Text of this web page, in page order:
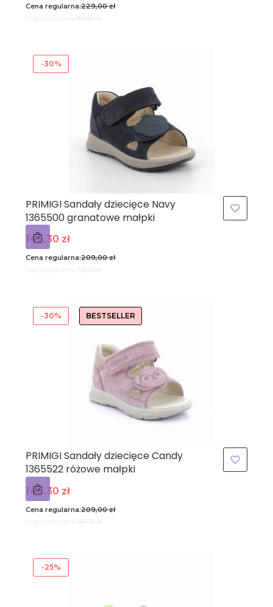
Cena regularna:229,00 zł
Najniższa cena: 183,20 zł
PRIMIGI Sandały dziecięce Navy
1365500 granatowe małpki
Cena promocyjna
146,30 zł
Cena regularna:209,00 zł
-30%
Najniższa cena: 156,75 zł
BESTSELLER
PRIMIGI Sandały dziecięce Candy
1365522 różowe małpki
Cena promocyjna
146,30 zł
Cena regularna:209,00 zł
-30%
Najniższa cena: 156,75 zł
-25%